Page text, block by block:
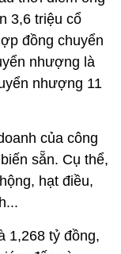
3,6 triệu cổ
đồng chuyển
nhượng là
nhượng 11
của công
sẵn. Cụ thể,
hạt điều,
1,268 tỷ đồng,